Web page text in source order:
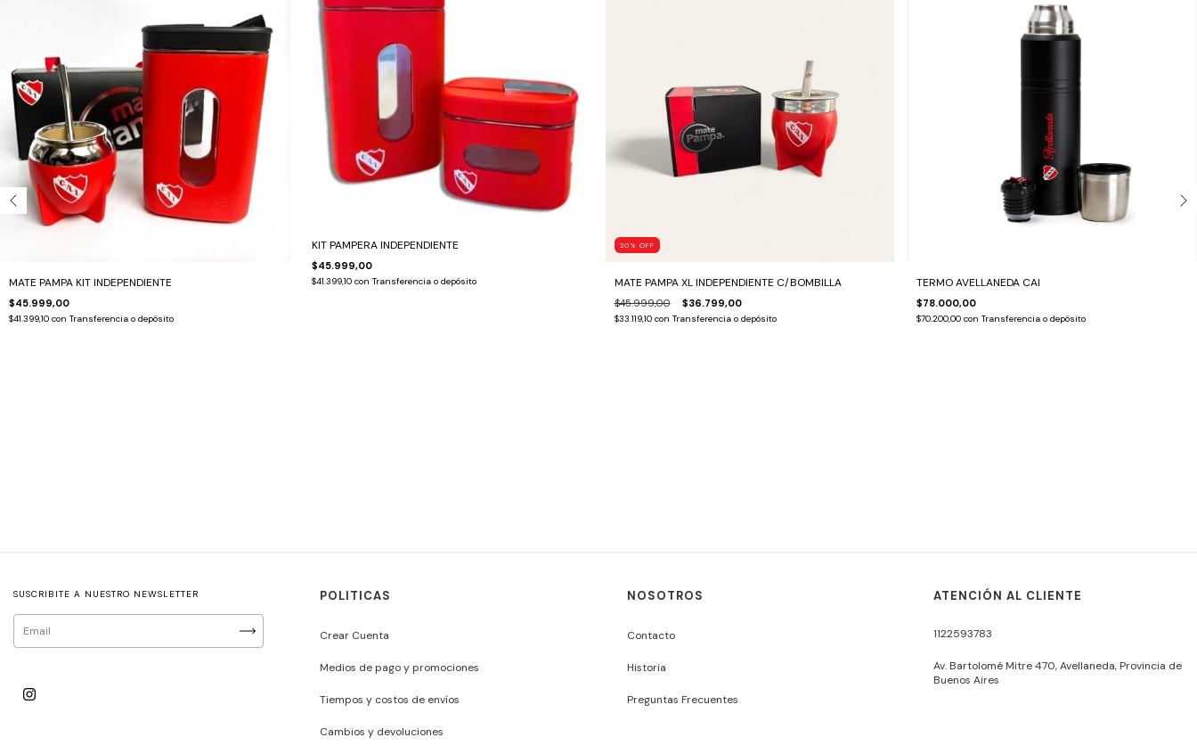
MATE PAMPA KIT INDEPENDIENTE
$45.999,00
$41.399,10 con Transferencia o depósito
KIT PAMPERA INDEPENDIENTE
$45.999,00
$41.399,10 con Transferencia o depósito
20 % OFF
MATE PAMPA XL INDEPENDIENTE C/BOMBILLA
$45.999,00 $36.799,00
$33.119,10 con Transferencia o depósito
TERMO AVELLANEDA CAI
$78.000,00
$70.200,00con Transferencia o depósito
SUSCRIBITE A NUESTRO NEWSLETTER POLITICAS
Crear Cuenta
Medios de pago y promociones
Tiempos y costos de envíos
Cambios y devoluciones
NOSOTROS
Contacto
Historia
Preguntas Frecuentes
ATENCIÓN AL CLIENTE
1122593783
Av. Bartolomé Mitre 470, Avellaneda, Provincia de
Buenos Aires